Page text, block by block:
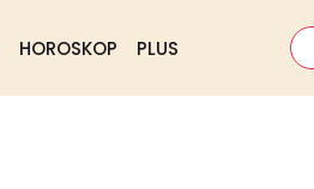
HOROSKOP PLUS